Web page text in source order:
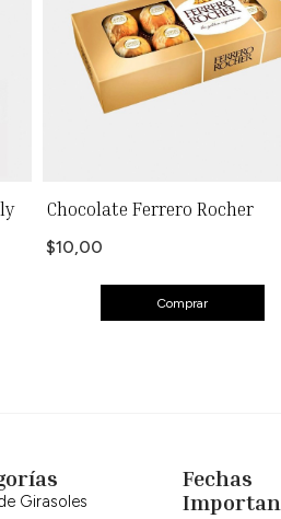
Chocolate Ferrero Rocher
$10,00
Comprar
Girasoles
Fechas